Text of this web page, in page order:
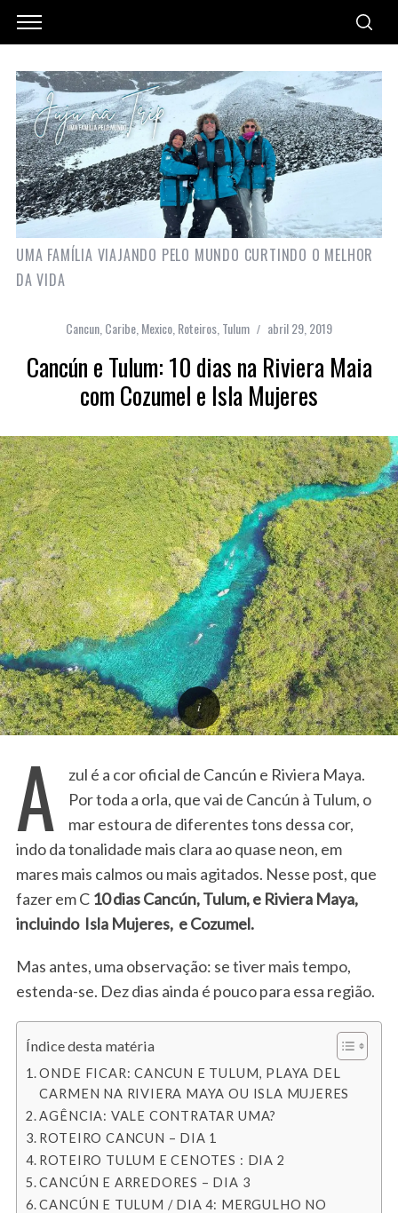
UMA FAMÍLIA VIAJANDO PELO MUNDO CURTINDO O MELHOR
DA VIDA
Cancun,Caribe,Mexico,Roteiros,Tulum abril 29, 2019
Cancún e Tulum: 10 dias na Riviera Maia
com Cozumel e Isla Mujeres
A
zul é a cor oficial de Cancún e Riviera Maya.
Por toda a orla, que vai de Cancún à Tulum, o
mar estoura de diferentes tons dessa cor,
indo da tonalidade mais clara ao quase neon, em
mares mais calmos ou mais agitados. Nesse post, que
fazer em C10 dias Cancún, Tulum, e Riviera Maya,
incluindo Isla Mujeres, e Cozumel.
Mas antes, uma observação: se tiver mais tempo,
estenda-se. Dez dias ainda é pouco para essa região.
Índice desta matéria
ONDE FICAR: CANCUN E TULUM, PLAYA DEL
CARMEN NA RIVIERA MAYA OU ISLA MUJERES
AGÊNCIA: VALE CONTRATAR UMA?
ROTEIRO CANCUN – DIA 1
ROTEIRO TULUM E CENOTES : DIA 2
CANCÚN E ARREDORES – DIA 3
CANCÚN E TULUM / DIA 4: MERGULHO NO